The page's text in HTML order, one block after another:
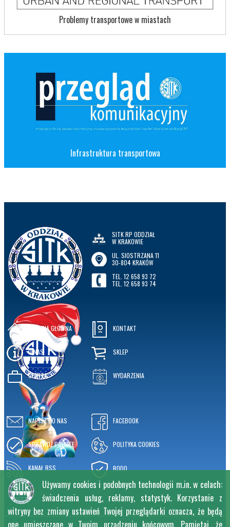
Problemy transportowe w miastach
Infrastruktura transportowa
SITK RP ODDZIAŁ
W KRAKOWIE
UL. SIOSTRZANA 11
30-804 KRAKÓW
TEL. 12 658 93 72
TEL. 12 658 93 74
STRONA GŁÓWNA
O NAS
OFERTA
KONTAKT
SKLEP
WYDARZENIA
NAPISZ DO NAS
SPRAWDŹ POCZTĘ
KANAŁ RSS
FACEBOOK
POLITYKA COOKIES
RODO
Używamy cookies i podobnych technologii m.in. w celach:
świadczenia usług, reklamy, statystyk. Korzystanie z
witryny bez zmiany ustawień Twojej przeglądarki oznacza, że będą
one umieszczane w Twoim urządzeniu końcowym. Pamiętaj, że